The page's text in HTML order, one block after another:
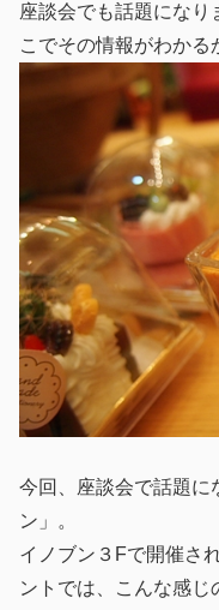
座談会でも話題にな
こでその情報がわかる
今回、座談会で話題に
ン」。
イノブン３Fで開催さ
ントでは、こんな感